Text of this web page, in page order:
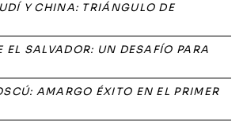
Y CHINA: TRIÁNGULO DE
EL SALVADOR: UN DESAFÍO PARA
AMARGO ÉXITO EN EL PRIMER